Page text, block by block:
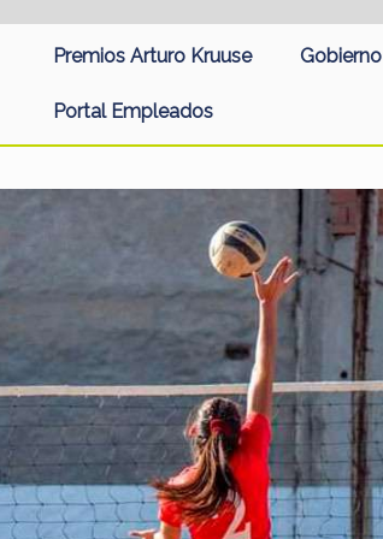
Premios Arturo Kruuse Gobierno
Portal Empleados